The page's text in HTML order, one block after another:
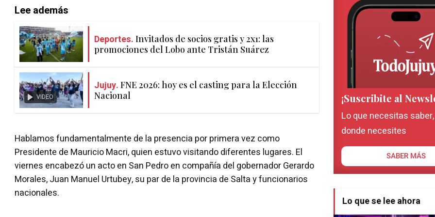
Lee además
Deportes. Invitados de socios gratis y 2x1: las
promociones del Lobo ante Tristán Suárez
VIDEO
Jujuy. FNE 2026: hoy es el casting para la Elección
Nacional
Hablamos fundamentalmente de la presencia por primera vez como
Presidente de Mauricio Macri, quien estuvo visitando diferentes lugares. El
viernes encabezó un acto en San Pedro en compañía del gobernador Gerardo
Morales, Juan Manuel Urtubey, su par de la provincia de Salta y funcionarios
nacionales.
¡Suscribite al
Lo que necesitas
donde necesites
SABER MÁS
Lo que se lee ahora